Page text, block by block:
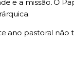
e a missão. O
ano pastoral não